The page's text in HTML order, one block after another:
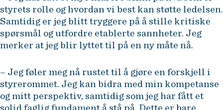
styrets rolle og hvordan vi best kan støtte ledelsen.
Samtidig er jeg blitt tryggere på å stille kritiske
spørsmål og utfordre etablerte sannheter. Jeg
merker at jeg blir lyttet til på en ny måte nå.
– Jeg føler meg nå rustet til å gjøre en forskjell i
styrerommet. Jeg kan bidra med min kompetanse
og mitt perspektiv, samtidig som jeg har fått et
solid faglig fundament å stå på. Dette er bare